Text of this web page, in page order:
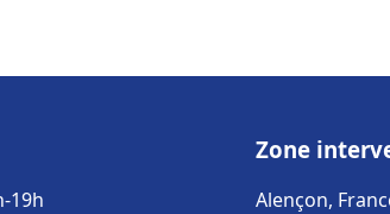
19h
Zone
Alençon,